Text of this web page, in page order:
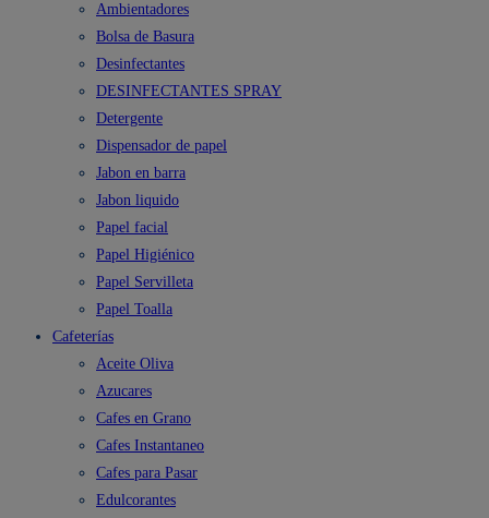
Ambientadores
Bolsa de Basura
Desinfectantes
DESINFECTANTES SPRAY
Detergente
Dispensador de papel
Jabon en barra
Jabon liquido
Papel facial
Papel Higiénico
Papel Servilleta
Papel Toalla
Cafeterías
Aceite Oliva
Azucares
Cafes en Grano
Cafes Instantaneo
Cafes para Pasar
Edulcorantes